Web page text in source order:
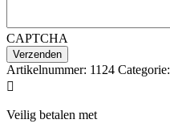
CAPTCHA
Artikelnummer: 1124 Categorie:

Veilig betalen met